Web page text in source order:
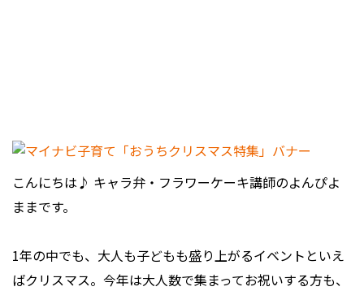
こんにちは♪ キャラ弁・フラワーケーキ講師のよんぴよ
ままです。
1年の中でも、大人も子どもも盛り上がるイベントといえ
ばクリスマス。今年は大人数で集まってお祝いする方も、